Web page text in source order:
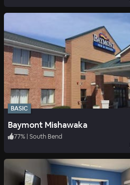
BASIC
Baymont Mishawaka
77% | South Bend